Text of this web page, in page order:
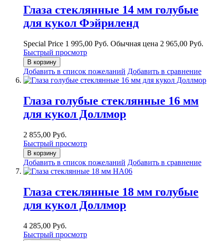
Глаза стеклянные 14 мм голубые
для кукол Фэйриленд
Special Price 1 995,00 Руб. Обычная цена 2 965,00 Руб.
Быстрый просмотр
В корзину
Добавить в список пожеланий Добавить в сравнение
Глаза голубые стеклянные 16 мм
для кукол Доллмор
2 855,00 Руб.
Быстрый просмотр
В корзину
Добавить в список пожеланий Добавить в сравнение
Глаза стеклянные 18 мм голубые
для кукол Доллмор
4 285,00 Руб.
Быстрый просмотр